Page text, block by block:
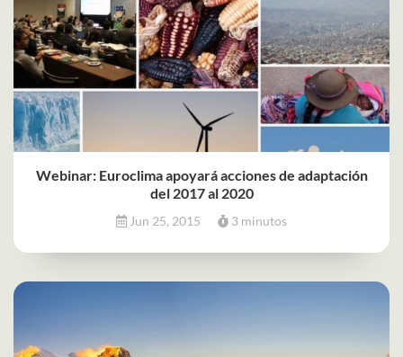
Webinar: Euroclima apoyará acciones de adaptación
del 2017 al 2020
Jun 25, 2015 3 minutos